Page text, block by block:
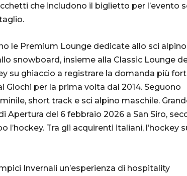
che includono il biglietto per l’evento
le Premium Lounge dedicate allo sci
snowboard, insieme alla Classic Lounge
su ghiaccio a registrare la domanda più
per la prima volta dal 2014. Seguono
short track e sci alpino maschile.
Apertura del 6 febbraio 2026 a San Siro,
Tra gli acquirenti italiani, l’hockey
Invernali un’esperienza di hospitality